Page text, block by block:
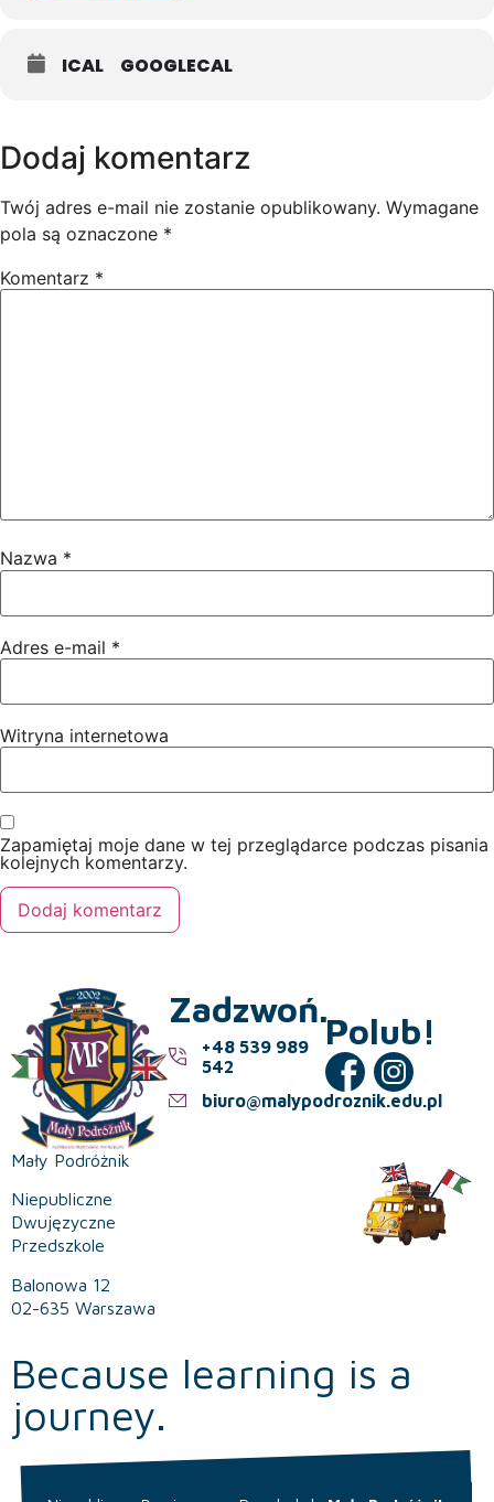
ICAL GOOGLECAL
Dodaj komentarz
Twój adres e-mail nie zostanie opublikowany. Wymagane
pola są oznaczone *
Komentarz *
Nazwa *
Adres e-mail *
Witryna internetowa
Zapamiętaj moje dane w tej przeglądarce podczas pisania
kolejnych komentarzy.
Mały Podróżnik
Niepubliczne
Dwujęzyczne
Przedszkole
Balonowa 12
02-635 Warszawa
Zadzwoń.
+48 539 989
542
biuro@malypodroznik.edu.pl
Polub!
Because learning is a
journey.